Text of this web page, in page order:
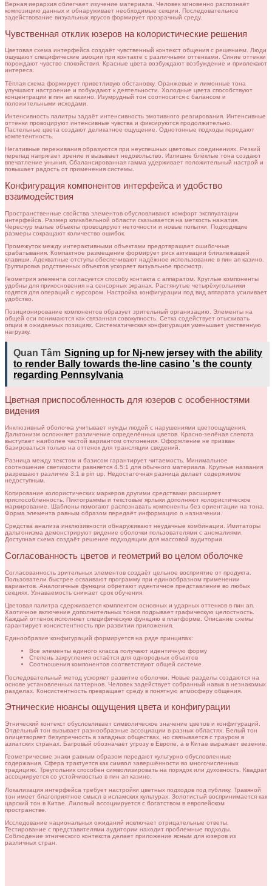
Верная иерархия облегчает изучение материала. Человек мгновенно распознаёт
композицию данных и обнаруживает необходимые секции. Последовательное
задействование визуальных ярусов формирует прозрачный среду.
Чувственная отклик юзеров на колористические решения
Цветовая схема интерфейса создаёт чувственный контекст общения с решением. Люди
ощущают специфические эмоции при контакте с различными оттенками. Синие оттенки
порождают чувство спокойствия. Красные цвета возбуждают возбуждение и привлекают
интереса.
Тёплая схема формирует приветливую обстановку. Оранжевые и лимонные тона
улучшают настроение и побуждают к деятельности. Холодные цвета способствуют
концентрации в пин ап казино. Изумрудный тон соотносится с балансом и
положительными исходами.
Интенсивность палитры задаёт интенсивность эмотивного реагирования. Интенсивные
оттенки провоцируют интенсивные чувства и фиксируются продолжительно.
Пастельные цвета создают деликатное ощущение. Однотонные подходы передают
компетентность.
Негативные переживания образуются при неуспешных цветовых соединениях. Резкий
перепад напрягает зрение и вызывает недовольство. Излишне блёклые тона создают
впечатление уныния. Сбалансированная гамма удерживает положительный настрой и
повышает радость от применения системы.
Конфигурация компонентов интерфейса и удобство
взаимодействия
Пространственные свойства элементов обусловливают комфорт эксплуатации
интерфейса. Размер кликабельной области сказывается на меткость нажатия.
Чересчур малые объекты провоцируют неточности и новые попытки. Подходящие
размеры сокращают количество ошибок.
Промежуток между интерактивными объектами предотвращает ошибочные
срабатывания. Компактное размещение формирует риск активации близлежащей
клавиши. Адекватные отступы обеспечивают надёжное использование в пин ап казино.
Группировка родственных объектов ускоряет визуальное просмотр.
Геометрия элемента согласуется способу контакта с аппаратом. Круглые компоненты
удобны для прикосновения на сенсорных экранах. Растянутые четырёхугольники
годятся для операций с курсором. Настройка конфигурации под вид аппарата усиливает
удобство.
Позиционирование компонентов образует зрительный организацию. Элементы на
общей оси понимаются как связанная совокупность. Сетка содействует отыскивать
опции в ожидаемых позициях. Систематическая конфигурация уменьшает умственную
нагрузку.
Quan Tâm Signing up for Nj-new jersey with the ability
to render Bally towards the-line casino 's the county
regarding Pennsylvania
Цветная приспособленность для юзеров с особенностями
видения
Инклюзивный оболочка учитывает нужды людей с нарушениями цветоощущения.
Дальтонизм осложняет различение определённых цветов. Красно-зелёная слепота
выступает наиболее частой вариантом отклонения. Оформление не призван
базироваться только на оттенок для трансляции сведений.
Разница между текстом и базисом гарантирует читаемость. Минимальное
соотношение светимости равняется 4.5:1 для обычного материала. Крупные названия
разрешают различие 3:1 в pin up. Недостаточная разница делает содержимое
недоступным.
Копирование колористических маркеров другими средствами расширяет
приспособленность. Пиктограммы и текстовые ярлыки дополняют колористическое
маркирование. Шаблоны помогают распознавать компоненты без ориентации на тона.
Форма элемента равным образом передаёт информацию о назначении.
Средства анализа инклюзивности обнаруживают неудачные комбинации. Имитаторы
дальтонизма демонстрируют видение оболочки пользователями с аномалиями.
Доступная схема создаёт решение подходящим для массовой аудитории.
Согласованность цветов и геометрий во целом оболочке
Согласованность зрительных элементов создаёт цельное восприятие от продукта.
Пользователи быстрее осваивают программу при единообразном применении
вариантов. Аналогичные функции обретают идентичное представление во любых
секциях. Узнаваемость снижает срок обучения.
Цветовая палитра сдерживается комплектом основных и ударных оттенков в пин ап.
Хаотичное включение дополнительных тонов подрывает графическую целостность.
Каждый оттенок исполняет специфическую функцию в платформе. Описание схемы
гарантирует консистентность при развитии приложения.
Единообразие конфигураций формируется на ряде принципах:
Все элементы единого класса получают идентичную форму
Степень закругления остаётся для однородных объектов
Соотношения компонентов соответствуют общей системе
Последовательный метод ускоряет развитие оболочки. Новые разделы создаются на
основе установленных паттернов. Человек задействует собранный навык в незнакомых
разделах. Консистентность превращает среду в понятную атмосферу общения.
Этнические нюансы ощущения цвета и конфигурации
Этнический контекст обусловливает символическое значение цветов и конфигураций.
Отдельный тон вызывает разнообразные ассоциации в разных областях. Белый тон
олицетворяет безупречность в западных обществах, но связывается с трауром в
азиатских странах. Багровый обозначает угрозу в Европе, а в Китае выражает везение.
Геометрические знаки равным образом передают культурно обусловленные
содержания. Сфера трактуется как символ завершённости во многочисленных
традициях. Треугольник способен символизировать на порядок или духовность. Квадрат
ассоциируется со устойчивостью в пин ап казино.
Локализация интерфейса требует настройки цветных подходов под публику. Травяной
тон имеет благоприятное смысл в исламских культурах. Золотистый воспринимается как
царский тон в Китае. Лиловый ассоциируется с богатством в европейском
пространстве.
Исследование национальных ожиданий исключает отрицательные ответы.
Тестирование с представителями аудитории находит проблемные подходы.
Соблюдение этнического контекста делает приложение ясным для юзеров из
различных стран.